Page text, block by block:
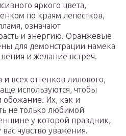
яркого цвета,
по краям лепестков,
означают
и энергию. Оранжевые
для демонстрации намека
и желание встреч.
всех оттенков лилового,
используются, чтобы
Их, как и
не только любимой
у которой праздник,
чувство уважения.